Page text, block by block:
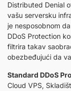
Distributed Denial
vašu serversku
je nesposobnom
DDoS Protection
filtrira takav
obezbeđujući da
Standard DDoS
Cloud VPS,